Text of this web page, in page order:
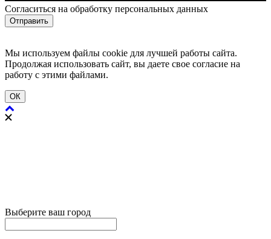
Cогласиться на обработку персональных данных
Отправить
Мы используем файлы cookie для лучшей работы сайта.
Продолжая использовать сайт, вы даете свое согласие на
работу с этими файлами.
ОК
Выберите ваш город